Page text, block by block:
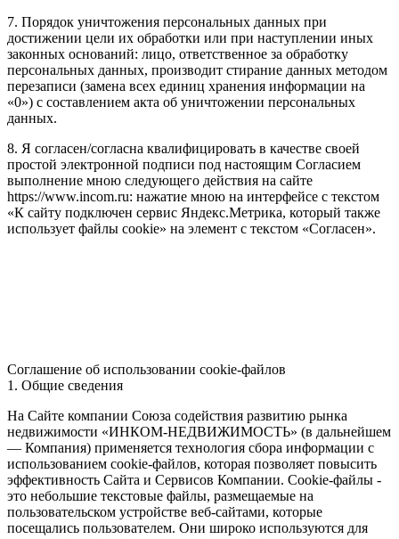
7. Порядок уничтожения персональных данных при
достижении цели их обработки или при наступлении иных
законных оснований: лицо, ответственное за обработку
персональных данных, производит стирание данных методом
перезаписи (замена всех единиц хранения информации на
«0») с составлением акта об уничтожении персональных
данных.
8. Я согласен/согласна квалифицировать в качестве своей
простой электронной подписи под настоящим Согласием
выполнение мною следующего действия на сайте
https://www.incom.ru: нажатие мною на интерфейсе с текстом
«К сайту подключен сервис Яндекс.Метрика, который также
использует файлы cookie» на элемент с текстом «Согласен».
Соглашение об использовании cookie-файлов
1. Общие сведения
На Сайте компании Союза содействия развитию рынка
недвижимости «ИНКОМ-НЕДВИЖИМОСТЬ» (в дальнейшем
— Компания) применяется технология сбора информации с
использованием cookie-файлов, которая позволяет повысить
эффективность Сайта и Сервисов Компании. Сookie-файлы -
это небольшие текстовые файлы, размещаемые на
пользовательском устройстве веб-сайтами, которые
посещались пользователем. Они широко используются для